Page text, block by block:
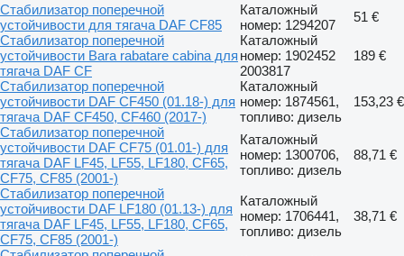
Стабилизатор поперечной
устойчивости для тягача DAF CF85
Каталожный
номер: 1294207
51 €
Стабилизатор поперечной
устойчивости Bara rabatare cabina для
тягача DAF CF
Каталожный
номер: 1902452
2003817
189 €
Стабилизатор поперечной
устойчивости DAF CF450 (01.18-) для
тягача DAF CF450, CF460 (2017-)
Каталожный
номер: 1874561,
топливо: дизель
153,23 €
Стабилизатор поперечной
устойчивости DAF CF75 (01.01-) для
тягача DAF LF45, LF55, LF180, CF65,
CF75, CF85 (2001-)
Каталожный
номер: 1300706,
топливо: дизель
88,71 €
Стабилизатор поперечной
устойчивости DAF LF180 (01.13-) для
тягача DAF LF45, LF55, LF180, CF65,
CF75, CF85 (2001-)
Каталожный
номер: 1706441,
топливо: дизель
38,71 €